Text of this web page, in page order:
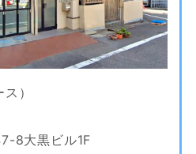
）
8大黒ビル1F